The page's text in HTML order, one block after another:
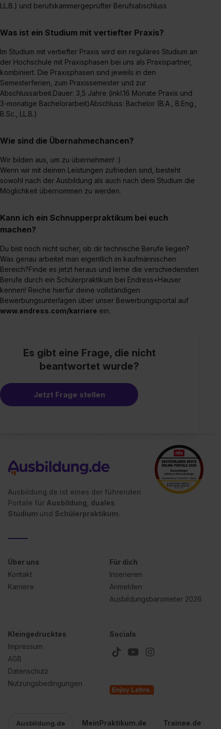
LL.B.) und berufskammergeprüfter Berufsabschluss
Was ist ein Studium mit vertiefter Praxis?
Im Studium mit vertiefter Praxis wird ein reguläres Studium an
der Hochschule mit Praxisphasen bei uns als Praxispartner,
kombiniert. Die Praxisphasen sind jeweils in den
Semesterferien, zum Praxissemester und zur
Abschlussarbeit.Dauer: 3,5 Jahre (inkl.16 Monate Praxis und
3-monatige Bachelorarbeit)Abschluss: Bachelor (B.A., B.Eng.,
B.Sc., LL.B.)
Wie sind die Übernahmechancen?
Wir bilden aus, um zu übernehmen! :)
Wenn wir mit deinen Leistungen zufrieden sind, besteht
sowohl nach der Ausbildung als auch nach dem Studium die
Möglichkeit übernommen zu werden.
Kann ich ein Schnupperpraktikum bei euch
machen?
Du bist noch nicht sicher, ob dir technische Berufe liegen?
Was genau arbeitet man eigentlich im kaufmännischen
Bereich?Finde es jetzt heraus und lerne die verschiedensten
Berufe durch ein Schülerpraktikum bei Endress+Hauser
kennen! Reiche hierfür deine vollständigen
Bewerbungsunterlagen über unser Bewerbungsportal auf
www.endress.com/karriere ein.
Es gibt eine Frage, die nicht
beantwortet wurde?
Jetzt Frage stellen
Ausbildung.de ist eines der führenden
Portale für Ausbildung, duales
Studium und Schülerpraktikum.
Über uns
Kontakt
Karriere
Für dich
Inserieren
Anmelden
Ausbildungsbarometer 2026
Kleingedrucktes
Impressum
AGB
Datenschutz
Nutzungsbedingungen
Socials
Ausbildung.de MeinPraktikum.de Trainee.de